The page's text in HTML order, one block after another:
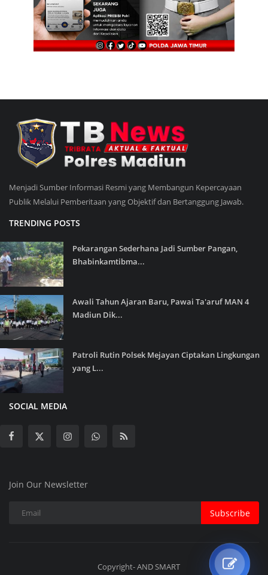
Menjadi Sumber Informasi Resmi yang Membangun Kepercayaan
Publik Melalui Pemberitaan yang Objektif dan Bertanggung Jawab.
TRENDING POSTS
Pekarangan Sederhana Jadi Sumber Pangan,
Bhabinkamtibma...
Awali Tahun Ajaran Baru, Pawai Ta'aruf MAN 4
Madiun Dik...
Patroli Rutin Polsek Mejayan Ciptakan Lingkungan
yang L...
SOCIAL MEDIA
Join Our Newsletter
Subscribe
Copyright- AND SMART